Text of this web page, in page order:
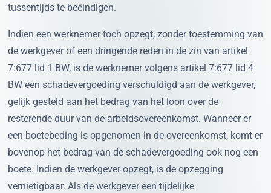
tussentijds te beëindigen.
Indien een werknemer toch opzegt, zonder toestemming van
de werkgever of een dringende reden in de zin van artikel
7:677 lid 1 BW, is de werknemer volgens artikel 7:677 lid 4
BW een schadevergoeding verschuldigd aan de werkgever,
gelijk gesteld aan het bedrag van het loon over de
resterende duur van de arbeidsovereenkomst. Wanneer er
een boetebeding is opgenomen in de overeenkomst, komt er
bovenop het bedrag van de schadevergoeding ook nog een
boete. Indien de werkgever opzegt, is de opzegging
vernietigbaar. Als de werkgever een tijdelijke